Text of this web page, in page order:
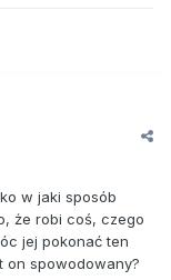
w jaki sposób
że robi coś, czego
jej pokonać ten
on spowodowany?